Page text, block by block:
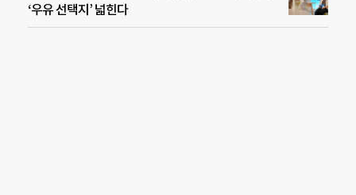
‘우유 선택지’ 넓힌다